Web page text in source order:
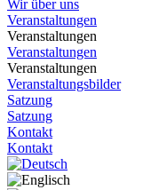
Wir über uns
Veranstaltungen
Veranstaltungen
Veranstaltungen
Veranstaltungen
Veranstaltungsbilder
Satzung
Satzung
Kontakt
Kontakt